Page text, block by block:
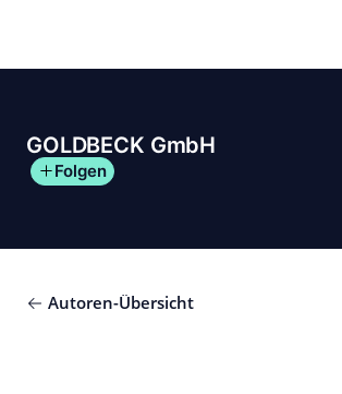
springen
GOLDBECK GmbH
Folgen
Autoren-Übersicht